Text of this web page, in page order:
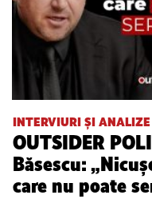
INTERVIURI ȘI ANALIZE
OUTSIDER
Băsescu:
care nu poate